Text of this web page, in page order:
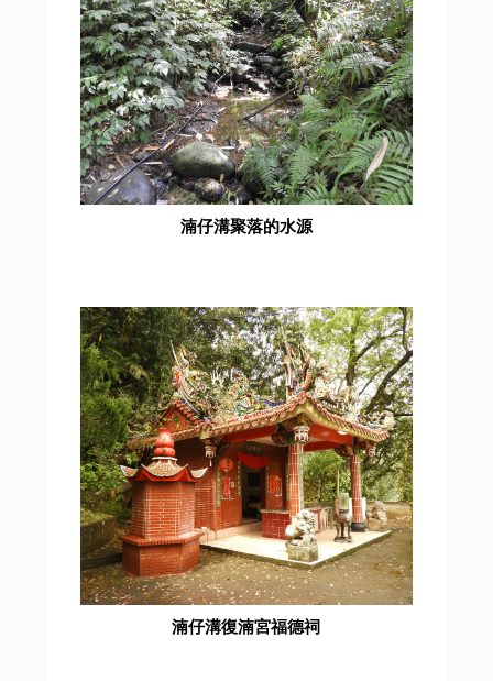
湳仔溝聚落的水源
湳仔溝復湳宮福德祠